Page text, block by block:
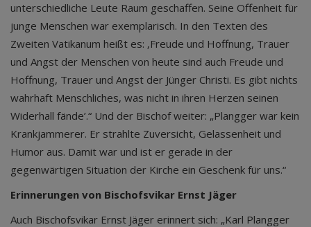
unterschiedliche Leute Raum geschaffen. Seine Offenheit für
junge Menschen war exemplarisch. In den Texten des
Zweiten Vatikanum heißt es: ‚Freude und Hoffnung, Trauer
und Angst der Menschen von heute sind auch Freude und
Hoffnung, Trauer und Angst der Jünger Christi. Es gibt nichts
wahrhaft Menschliches, was nicht in ihren Herzen seinen
Widerhall fände’.“ Und der Bischof weiter: „Plangger war kein
Krankjammerer. Er strahlte Zuversicht, Gelassenheit und
Humor aus. Damit war und ist er gerade in der
gegenwärtigen Situation der Kirche ein Geschenk für uns.“
Erinnerungen von Bischofsvikar Ernst Jäger
Auch Bischofsvikar Ernst Jäger erinnert sich: „Karl Plangger